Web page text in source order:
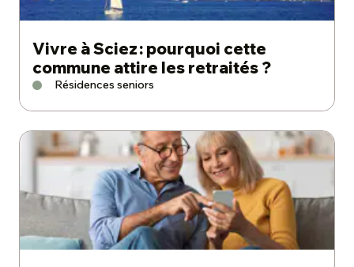
Vivre à Sciez : pourquoi cette
commune attire les retraités ?
Résidences seniors